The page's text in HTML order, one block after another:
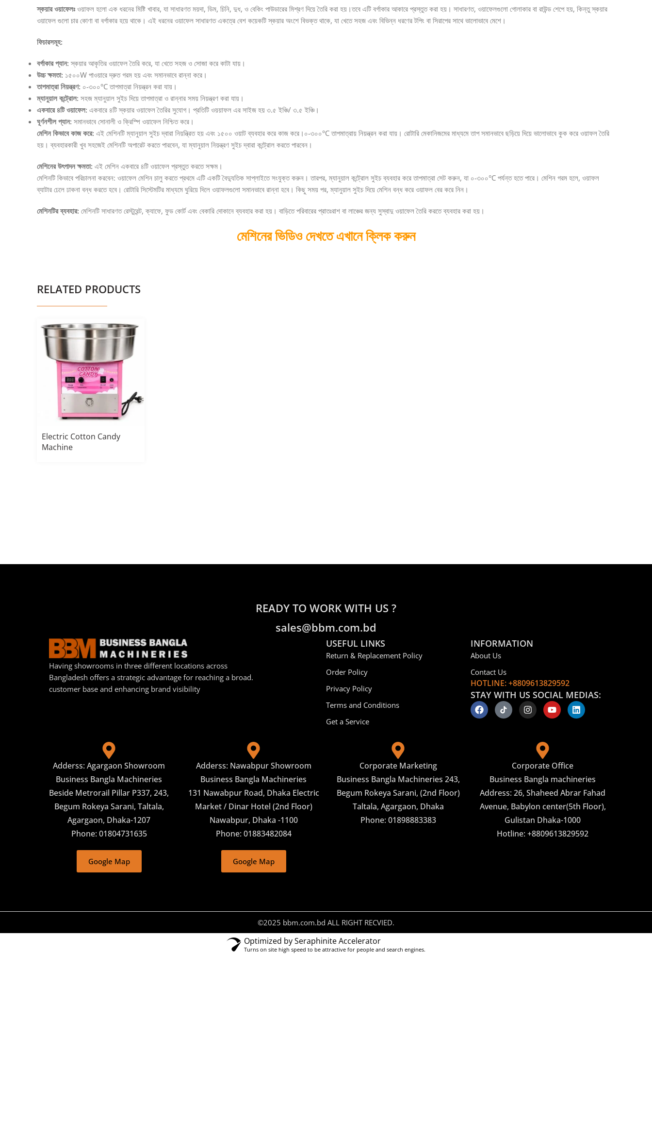
স্কয়ার ওয়াফেলঃওয়াফল হলো এক ধরনের মিষ্টি খাবার, যা সাধারণত ময়দা, ডিম, চিনি, দুধ, ও বেকিং পাউডারের মিশ্রণ দিয়ে তৈরি করা হয়।তবে এটি বর্গাকার আকারে প্রস্তুত করা হয়। সাধারণত, ওয়াফেলগুলো গোলাকার বা রাউন্ড শেপে হয়, কিন্তু স্কয়ার
ওয়াফেল গুলো চার কোণা বা বর্গাকার হয়ে থাকে। এই ধরনের ওয়াফেল সাধারণত একত্রে বেশ কয়েকটি স্কয়ার অংশে বিভক্ত থাকে, যা খেতে সহজ এবং বিভিন্ন ধরণের টপিং বা সিরাপের সাথে ভালোভাবে মেশে।
ফিচারসমূহ:
বর্গাকার প্যান: স্কয়ার আকৃতির ওয়াফেল তৈরি করে, যা খেতে সহজ ও সোজা করে কাটা যায়।
উচ্চ ক্ষমতা: ১৫০০W পাওয়ারে দ্রুত গরম হয় এবং সমানভাবে রান্না করে।
তাপমাত্রা নিয়ন্ত্রণ: ০-৩০০°C তাপমাত্রা নিয়ন্ত্রন করা যায়।
ম্যানুয়াল কন্ট্রোল: সহজ ম্যানুয়াল সুইচ দিয়ে তাপমাত্রা ও রান্নার সময় নিয়ন্ত্রণ করা যায়।
একবারে ৪টি ওয়াফেল: একবারে ৪টি স্কয়ার ওয়াফেল তৈরির সুযোগ। প্রতিটি ওয়য়াফল এর সাইজ হয় ৩.৫ ইঞ্চি/ ৩.৫ ইঞ্চি।
ঘূর্ণনশীল প্যান: সমানভাবে সোনালী ও ক্রিস্পি ওয়াফেল নিশ্চিত করে।
মেশিন কিভাবে কাজ করে: এই মেশিনটি ম্যানুয়াল সুইচ দ্বারা নিয়ন্ত্রিত হয় এবং ১৫০০ ওয়াট ব্যবহার করে কাজ করে।০-৩০০°C তাপমাত্রায় নিয়ন্ত্রন করা যায়। রোটারি মেকানিজমের মাধ্যমে তাপ সমানভাবে ছড়িয়ে দিয়ে ভালোভাবে কুক করে ওয়াফল তৈরি
হয়। ব্যবহারকারী খুব সহজেই মেশিনটি অপারেট করতে পারবেন, যা ম্যানুয়াল নিয়ন্ত্রণ সুইচ দ্বারা কন্ট্রোল করতে পারবেন।
মেশিনের উৎপাদন ক্ষমতা: এই মেশিন একবারে ৪টি ওয়াফেল প্রস্তুত করতে সক্ষম।
মেশিনটি কিভাবে পরিচালনা করবেন: ওয়াফেল মেশিন চালু করতে প্রথমে এটি একটি বৈদ্যুতিক সাপ্লাইতে সংযুক্ত করুন। তারপর, ম্যানুয়াল কন্ট্রোল সুইচ ব্যবহার করে তাপমাত্রা সেট করুন, যা ০-৩০০°C পর্যন্ত হতে পারে। মেশিন গরম হলে, ওয়াফল
ব্যাটার ঢেলে ঢাকনা বন্ধ করতে হবে। রোটারি সিস্টেমটির মাধ্যমে ঘুরিয়ে দিলে ওয়াফলগুলো সমানভাবে রান্না হবে। কিছু সময় পর, ম্যানুয়াল সুইচ দিয়ে মেশিন বন্ধ করে ওয়াফল বের করে নিন।
মেশিনটির ব্যবহার: মেশিনটি সাধারণত রেস্টুরেন্ট, ক্যাফে, ফুড কোর্ট এবং বেকারি দোকানে ব্যবহার করা হয়। বাড়িতে পরিবারের প্রাতঃরাশ বা লাঞ্চের জন্য সুস্বাদু ওয়াফেল তৈরি করতে ব্যবহার করা হয়।
মেশিনের ভিডিও দেখতে এখানে ক্লিক করুন
RELATED PRODUCTS
Electric Cotton Candy
Machine
READY TO WORK WITH US ?
sales@bbm.com.bd
Having showrooms in three different locations across
Bangladesh offers a strategic advantage for reaching a broad.
customer base and enhancing brand visibility
USEFUL LINKS
Return & Replacement Policy
Order Policy
Privacy Policy
Terms and Conditions
Get a Service
INFORMATION
About Us
Contact Us
HOTLINE: +8809613829592
STAY WITH US SOCIAL MEDIAS:
Adderss: Agargaon Showroom
Business Bangla Machineries
Beside Metrorail Pillar P337, 243,
Begum Rokeya Sarani, Taltala,
Agargaon, Dhaka-1207
Phone: 01804731635
Google Map
Adderss: Nawabpur Showroom
Business Bangla Machineries
131 Nawabpur Road, Dhaka Electric
Market / Dinar Hotel (2nd Floor)
Nawabpur, Dhaka -1100
Phone: 01883482084
Google Map
Phone: 01898883383
Corporate Marketing
Business Bangla Machineries 243,
Begum Rokeya Sarani, (2nd Floor)
Taltala, Agargaon, Dhaka
Corporate Office
Business Bangla machineries
Address: 26, Shaheed Abrar Fahad
Avenue, Babylon center(5th Floor),
Gulistan Dhaka-1000
Hotline: +8809613829592
©2025 bbm.com.bd ALL RIGHT RECVIED.
Optimized by Seraphinite Accelerator
Turns on site high speed to be attractive for people and search engines.